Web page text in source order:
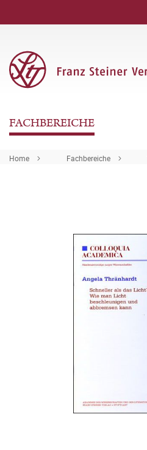
FACHBEREICHE
Home Fachbereiche